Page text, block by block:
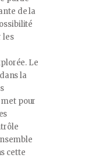
de la
les
Le
la
pour
cette